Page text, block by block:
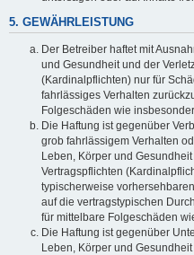
5. GEWÄHRLEISTUNG
Der Betreiber haftet mit
und Gesundheit und der
(Kardinalpflichten) nur für
fahrlässiges Verhalten
Folgeschäden wie
Die Haftung ist gegenüber
grob fahrlässigem Verhalten
Leben, Körper und
Vertragspflichten
typischerweise
auf die vertragstypischen
für mittelbare Folgeschäden
Die Haftung ist gegenüber
Leben, Körper und